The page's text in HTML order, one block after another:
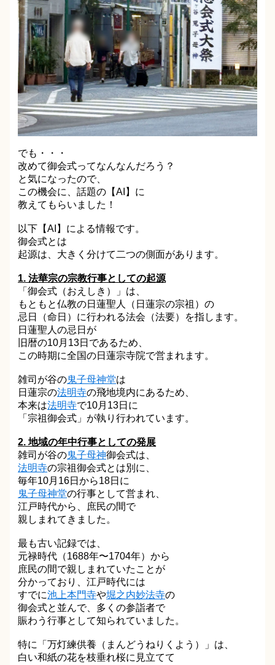
でも・・・
改めて御会式ってなんなんだろう？
と気になったので、
この機会に、話題の【AI】に
教えてもらいました！
以下【AI】による情報です。
御会式とは
起源は、大きく分けて二つの側面があります。
1. 法華宗の宗教行事としての起源
「御会式（おえしき）」は、
もともと仏教の日蓮聖人（日蓮宗の宗祖）の
忌日（命日）に行われる法会（法要）を指します。
日蓮聖人の忌日が
旧暦の10月13日であるため、
この時期に全国の日蓮宗寺院で営まれます。
雑司が谷の鬼子母神堂は
日蓮宗の法明寺の飛地境内にあるため、
本来は法明寺で10月13日に
「宗祖御会式」が執り行われています。
2. 地域の年中行事としての発展
雑司が谷の鬼子母神御会式は、
法明寺の宗祖御会式とは別に、
毎年10月16日から18日に
鬼子母神堂の行事として営まれ、
江戸時代から、庶民の間で
親しまれてきました。
最も古い記録では、
元禄時代（1688年〜1704年）から
庶民の間で親しまれていたことが
分かっており、江戸時代には
すでに池上本門寺や堀之内妙法寺の
御会式と並んで、多くの参詣者で
賑わう行事として知られていました。
特に「万灯練供養（まんどうねりくよう）」は、
白い和紙の花を枝垂れ桜に見立てて